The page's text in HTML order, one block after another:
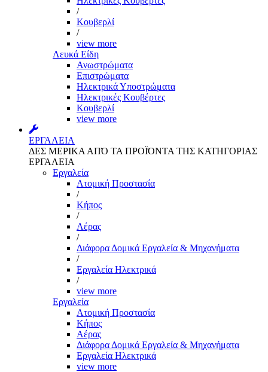
/
Κουβερλί
/
view more
Λευκά Είδη
Ανωστρώματα
Επιστρώματα
Ηλεκτρικά Υποστρώματα
Ηλεκτρικές Κουβέρτες
Κουβερλί
view more
ΕΡΓΑΛΕΙΑ
ΔΕΣ ΜΕΡΙΚΑ ΑΠΌ ΤΑ ΠΡΟΪΌΝΤΑ ΤΗΣ ΚΑΤΗΓΟΡΙΑΣ
ΕΡΓΑΛΕΙΑ
Εργαλεία
Aτομική Προστασία
/
Kήπος
/
Αέρας
/
Διάφορα Δομικά Εργαλεία & Μηχανήματα
/
Εργαλεία Ηλεκτρικά
/
view more
Εργαλεία
Aτομική Προστασία
Kήπος
Αέρας
Διάφορα Δομικά Εργαλεία & Μηχανήματα
Εργαλεία Ηλεκτρικά
view more